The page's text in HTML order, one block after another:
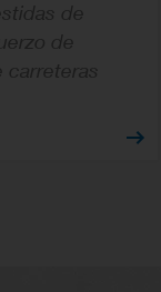
de
de
carreteras